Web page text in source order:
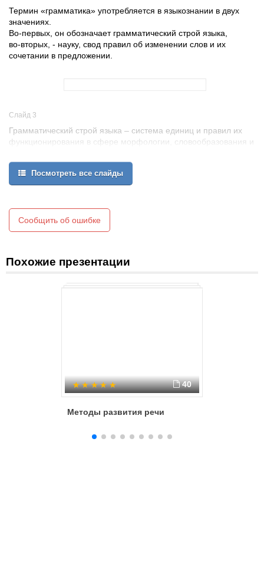
Термин «грамматика» употребляется в языкознании в двух
значениях.
Во-первых, он обозначает грамматический строй языка,
во-вторых, - науку, свод правил об изменении слов и их
сочетании в предложении.
Слайд 3
Грамматический строй языка – система единиц и правил их
функционирования в сфере морфологии, словообразования и
Морфологияизучает грамматические свойства слова и его
формы, а также грамматические значения в пределах слова.
Словообразованиеизучает образование слова на базе другого
Синтаксисизучает словосочетания и предложения,
сочетаемость и порядок следования слов.
Посмотреть все слайды
Сообщить об ошибке
Похожие презентации
40
Методы развития речи